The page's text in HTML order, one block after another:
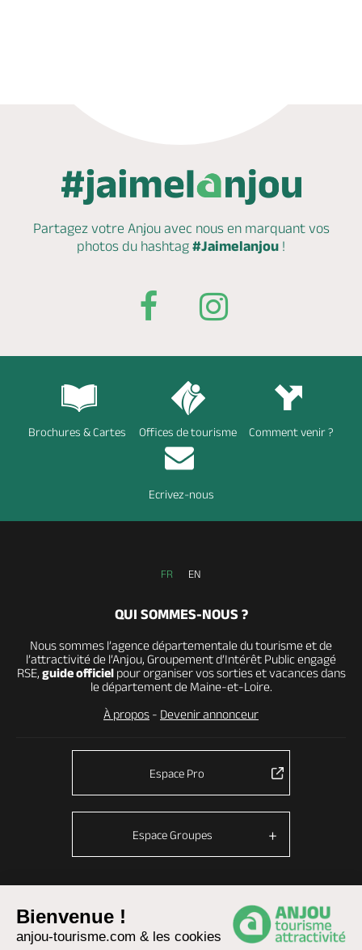
Bienvenue !
anjou-tourisme.com & les cookies
Partagez votre Anjou avec nous en marquantvos
photos du hashtag #Jaimelanjou !
Brochures & Cartes Offices de tourisme Comment venir ?
Ecrivez-nous
FR EN
QUI SOMMES-NOUS ?
Nous sommes l’agence départementale du tourisme et de
l’attractivité de l’Anjou, Groupement d’Intérêt Public engagé
RSE, guide officielpour organiser vos sorties et vacances dans
le département de Maine-et-Loire.
À propos - Devenir annonceur
Espace Pro
Espace Groupes
© Anjou tourisme 2026 - Fonctionnement du site
Mentions légales-Données personnelles-Cookies